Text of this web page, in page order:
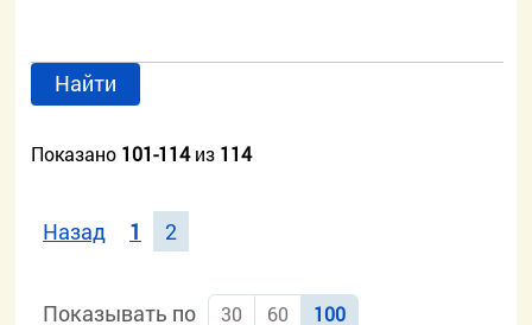
Найти
Показано 101-114из 114
Назад 1 2
Показывать по 30 60 100